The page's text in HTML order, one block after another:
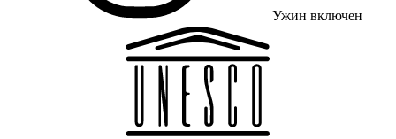
Ужин включен